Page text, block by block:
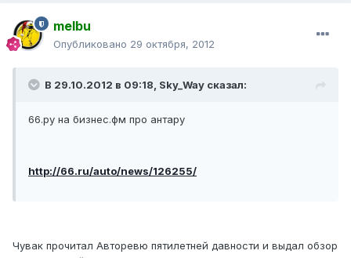
melbu
Опубликовано 29 октября, 2012
В 29.10.2012 в 09:18, Sky_Way сказал:
66.ру на бизнес.фм про антару
http://66.ru/auto/news/126255/
Чувак прочитал Авторевю пятилетней давности и выдал обзор